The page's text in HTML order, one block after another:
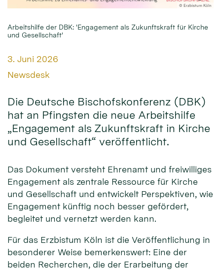
© Erzbistum Köln
Arbeitshilfe der DBK: 'Engagement als Zukunftskraft für Kirche
und Gesellschaft'
Datum:
3. Juni 2026
Von:
Newsdesk
Die Deutsche Bischofskonferenz (DBK)
hat an Pfingsten die neue Arbeitshilfe
„Engagement als Zukunftskraft in Kirche
und Gesellschaft“ veröffentlicht.
Das Dokument versteht Ehrenamt und freiwilliges
Engagement als zentrale Ressource für Kirche
und Gesellschaft und entwickelt Perspektiven, wie
Engagement künftig noch besser gefördert,
begleitet und vernetzt werden kann.
Für das Erzbistum Köln ist die Veröffentlichung in
besonderer Weise bemerkenswert: Eine der
beiden Recherchen, die der Erarbeitung der